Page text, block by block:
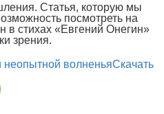
Статья, которую мы
посмотреть на
в стихах «Евгений Онегин»
зрения.
волненьяСкачать